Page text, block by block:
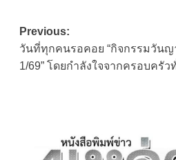
Post
navigation
Previous:
วันที่ทุกคนรอคอย “กิจกรรมวันญ
1/69” โดยกำลังใจจากครอบครัว